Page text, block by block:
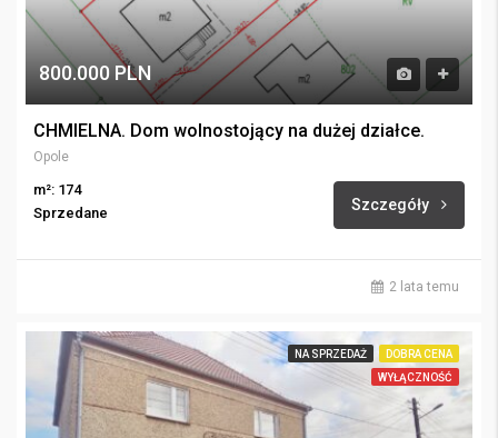
800.000 PLN
CHMIELNA. Dom wolnostojący na dużej działce.
Opole
m²: 174
Sprzedane
Szczegóły
2 lata temu
NA SPRZEDAŻ
DOBRA CENA
WYŁĄCZNOŚĆ